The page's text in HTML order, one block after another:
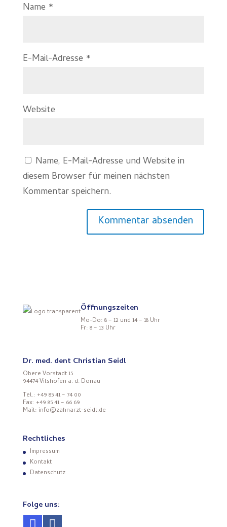
Name *
E-Mail-Adresse *
Website
Name, E-Mail-Adresse und Website in
diesem Browser für meinen nächsten
Kommentar speichern.
Öffnungszeiten
Mo-Do: 8 – 12 und 14 – 18 Uhr
Fr: 8 – 13 Uhr
Dr. med. dent Christian Seidl
Obere Vorstadt 15
94474 Vilshofen a. d. Donau
Tel.: +49 85 41 – 74 00
Fax: +49 85 41 – 66 69
Mail: info@zahnarzt-seidl.de
Rechtliches
Impressum
Kontakt
Datenschutz
Folge uns: